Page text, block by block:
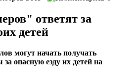
ответят за
детей
могут начать получать
опасную езду их детей на